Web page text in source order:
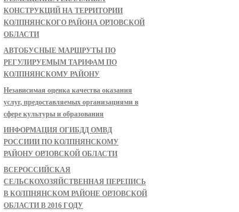
КОНСТРУКЦИЙ НА ТЕРРИТОРИИ
КОЛПНЯНСКОГО РАЙОНА ОРЛОВСКОЙ
ОБЛАСТИ
АВТОБУСНЫЕ МАРШРУТЫ ПО
РЕГУЛИРУЕМЫМ ТАРИФАМ ПО
КОЛПНЯНСКОМУ РАЙОНУ
Независимая оценка качества оказания
услуг, предоставляемых организациями в
сфере культуры и образования
ИНФОРМАЦИЯ ОГИБДД ОМВД
РОССИИИ ПО КОЛПНЯНСКОМУ
РАЙОНУ ОРЛОВСКОЙ ОБЛАСТИ
ВСЕРОССИЙСКАЯ
СЕЛЬСКОХОЗЯЙСТВЕННАЯ ПЕРЕПИСЬ
В КОЛПНЯНСКОМ РАЙОНЕ ОРЛОВСКОЙ
ОБЛАСТИ В 2016 ГОДУ